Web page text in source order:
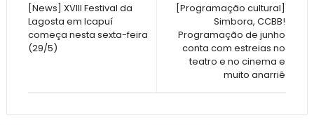
[Programação cultural]
Simbora, CCBB!
Programação de junho
conta com estreias no
teatro e no cinema e
muito anarriê
[News] XVIII Festival da
Lagosta em Icapuí
começa nesta sexta-feira
(29/5)